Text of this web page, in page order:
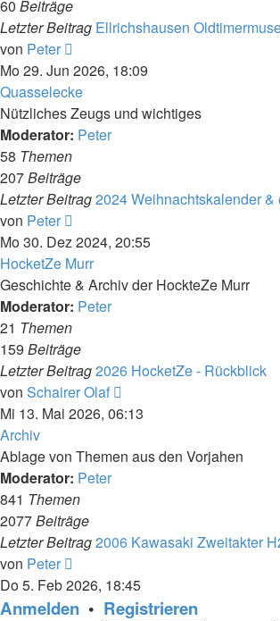
60 Beiträge
Letzter Beitrag Ellrichshausen
von Peter
Beitrag
Mo 29. Jun 2026, 18:09
Quasselecke
Nützliches Zeugs und wichtiges
Moderator: Peter
58 Themen
207Beiträge
Letzter Beitrag2024 Weihnachtskalender
von Peter
Beitrag
Mo 30. Dez 2024, 20:55
HocketZe Murr
Geschichte & Archiv der HockteZe Murr
Moderator: Peter
21 Themen
159 Beiträge
Letzter Beitrag2026 HocketZe - Rückblick
von Schairer Olaf
Beitrag
Mi 13. Mai 2026, 06:13
Archiv
Ablage von Themen aus den Vorjahen
Moderator: Peter
841 Themen
2077Beiträge
Letzter Beitrag2006 Kawasaki Zweitakter
von Peter
Beitrag
Do 5. Feb 2026, 18:45
Anmelden • Registrieren